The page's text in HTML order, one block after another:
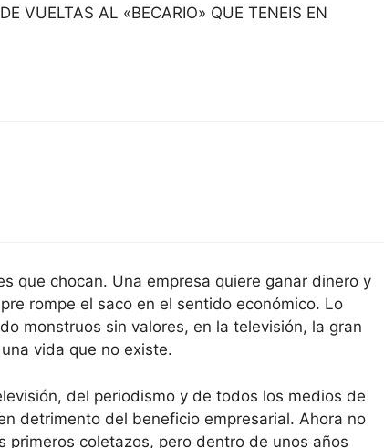
VUELTAS AL «BECARIO» QUE TENEIS EN
que chocan. Una empresa quiere ganar dinero y
rompe el saco en el sentido económico. Lo
monstruos sin valores, en la televisión, la gran
vida que no existe.
del periodismo y de todos los medios de
detrimento del beneficio empresarial. Ahora no
primeros coletazos, pero dentro de unos años